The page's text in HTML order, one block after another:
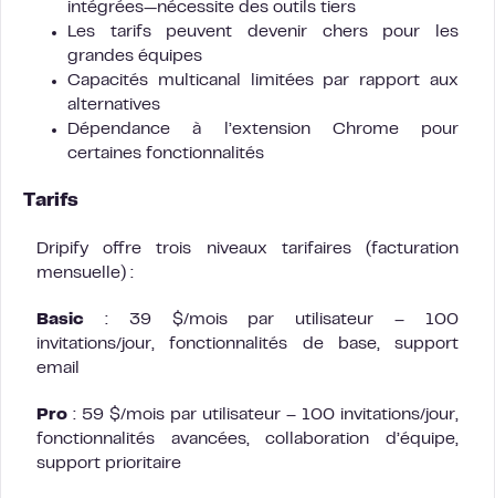
intégrées—nécessite des outils tiers
Les tarifs peuvent devenir chers pour les
grandes équipes
Capacités multicanal limitées par rapport aux
alternatives
Dépendance à l’extension Chrome pour
certaines fonctionnalités
Tarifs
Dripify offre trois niveaux tarifaires (facturation
mensuelle) :
Basic : 39 $/mois par utilisateur – 100
invitations/jour, fonctionnalités de base, support
email
Pro : 59 $/mois par utilisateur – 100 invitations/jour,
fonctionnalités avancées, collaboration d’équipe,
support prioritaire